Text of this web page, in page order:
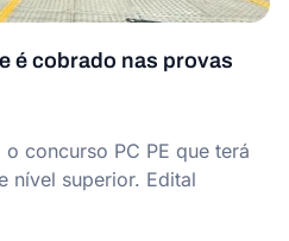
é cobrado nas provas
concurso PC PE que terá
nível superior. Edital